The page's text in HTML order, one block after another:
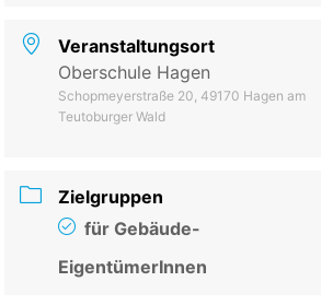
Veranstaltungsort
Oberschule Hagen
Schopmeyerstraße 20, 49170 Hagen am
Teutoburger Wald
Zielgruppen
für Gebäude-
EigentümerInnen